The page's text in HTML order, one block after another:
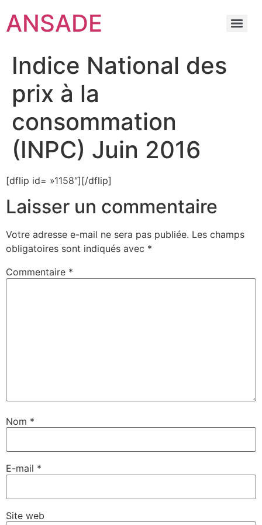
ANSADE
Indice National des
prix à la
consommation
(INPC) Juin 2016
[dflip id= »1158″][/dflip]
Laisser un commentaire
Votre adresse e-mail ne sera pas publiée. Les champs
obligatoires sont indiqués avec *
Commentaire *
Nom *
E-mail *
Site web